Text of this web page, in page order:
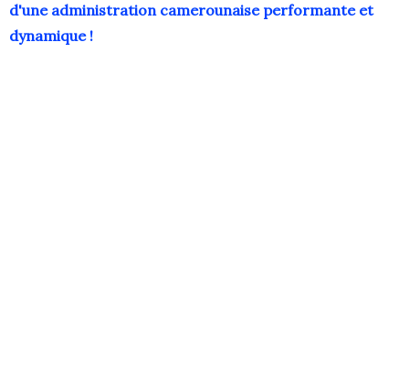
d'une administration camerounaise performante et
dynamique !